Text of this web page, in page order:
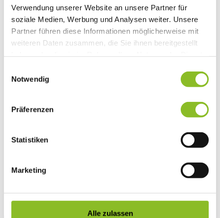
Verwendung unserer Website an unsere Partner für
soziale Medien, Werbung und Analysen weiter. Unsere
Partner führen diese Informationen möglicherweise mit
weiteren Daten zusammen, die Sie ihnen bereitgestellt
Notwendig
Präferenzen
Statistiken
Marketing
Alle zulassen
Vereinsleben
Vereinsservice
Liste der Frastanzer Vereine
Veranstaltungen
Veranstaltungskalender
Tourismus
Vorarlberger Museumswelt
Tabakausstellung